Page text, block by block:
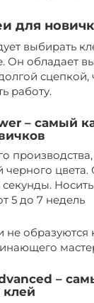
для
выбирать
Он обладает
сцепкой,
работу.
– самый
черного цвета.
5 до 7 недель
не образуются
–